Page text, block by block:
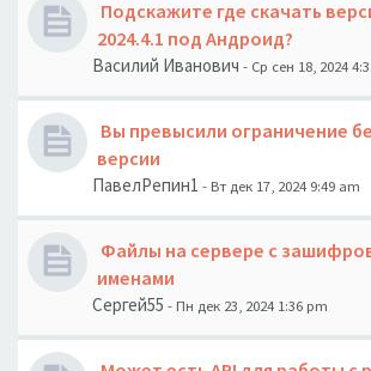
Подскажите где скачать
2024.4.1 под Андроид?
Василий Иванович - Ср сен 18, 2024
Вы превысили ограничение
версии
ПавелРепин1 - Вт дек 17, 2024 9:49 am
Файлы на сервере с
именами
Сергей55 - Пн дек 23, 2024 1:36 pm